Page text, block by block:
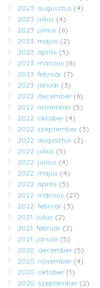
2023. augusztus (4)
2023. július (4)
2023. június (6)
2023. május (2)
2023. április (5)
2023. március (6)
2023. február (7)
2023. január (3)
2022. december (6)
2022. november (5)
2022. október (4)
2022. szeptember (3)
2022. augusztus (2)
2022. július (5)
2022. június (4)
2022. május (4)
2022. április (5)
2022. március (27)
2022. február (3)
2021. július (2)
2021. február (2)
2021. január (5)
2020. december (5)
2020. november (4)
2020. október (1)
2020. szeptember (2)